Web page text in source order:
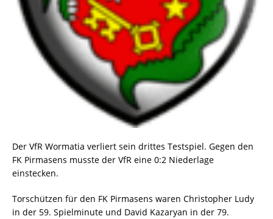
Der VfR Wormatia verliert sein drittes Testspiel. Gegen den
FK Pirmasens musste der VfR eine 0:2 Niederlage
einstecken.
Torschützen für den FK Pirmasens waren Christopher Ludy
in der 59. Spielminute und David Kazaryan in der 79.